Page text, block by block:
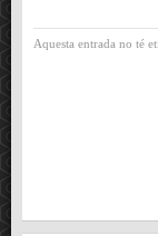
Aquesta entrada no té